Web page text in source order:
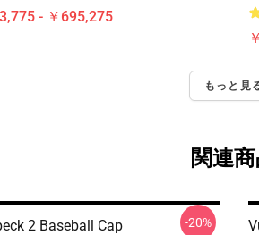
- ￥695,275
もっと見
関連
2 Baseball Cap -20%